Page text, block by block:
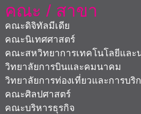
คณะ / สาขา
คณะดิจิทัลมีเดีย
คณะนิเทศศาสตร์
คณะสหวิทยาการเทคโนโลยีและ
วิทยาลัยการบินและคมนาคม
วิทยาลัยการท่องเที่ยวและการบริ
คณะศิลปศาสตร์
คณะบริหารธุรกิจ